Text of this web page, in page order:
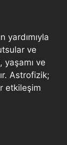
yardımıyla
ve
ve
Astrofizik;
etkileşim